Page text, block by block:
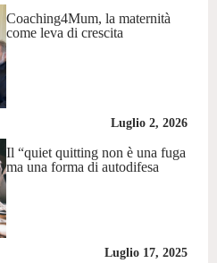
Coaching4Mum, la maternità
come leva di crescita
Luglio 2, 2026
Il “quiet quitting non è una fuga
ma una forma di autodifesa
Luglio 17, 2025